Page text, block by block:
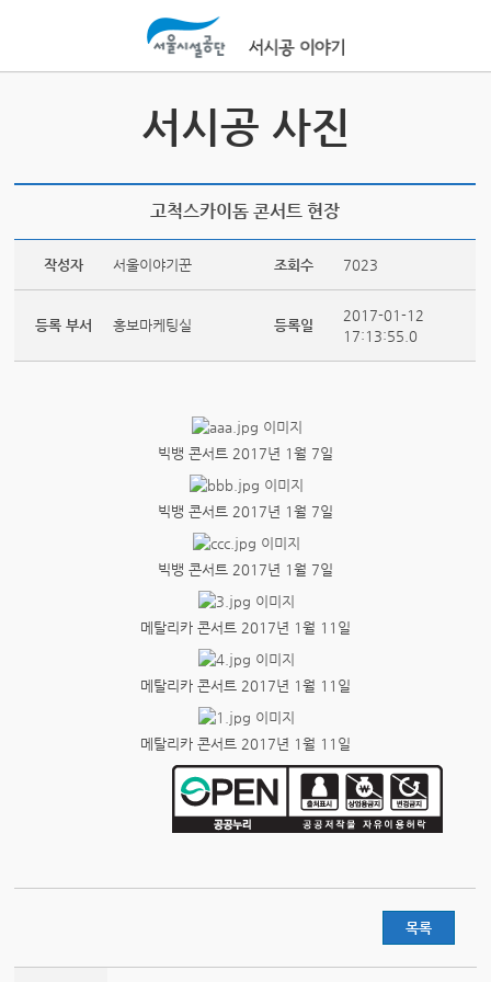
서시공 사진
고척스카이돔 콘서트 현장
작성자 서울이야기꾼 조회수 7023
등록 부서 홍보마케팅실 등록일
2017-01-12
17:13:55.0
빅뱅 콘서트 2017년 1월 7일
빅뱅 콘서트 2017년 1월 7일
빅뱅 콘서트 2017년 1월 7일
메탈리카 콘서트 2017년 1월 11일
메탈리카 콘서트 2017년 1월 11일
메탈리카 콘서트 2017년 1월 11일
목록